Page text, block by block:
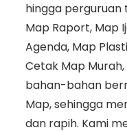
hingga perguruan
Map Raport, Map
Agenda, Map
Cetak Map
bahan-bahan
Map, sehingga
dan rapih. Kami